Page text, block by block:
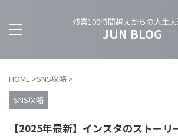
残業100時間越えからの人生
JUN BLOG
HOME >SNS攻略 >
SNS攻略
【2025年最新】インスタのストーリ